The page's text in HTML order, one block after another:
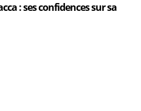
: ses confidences sur sa